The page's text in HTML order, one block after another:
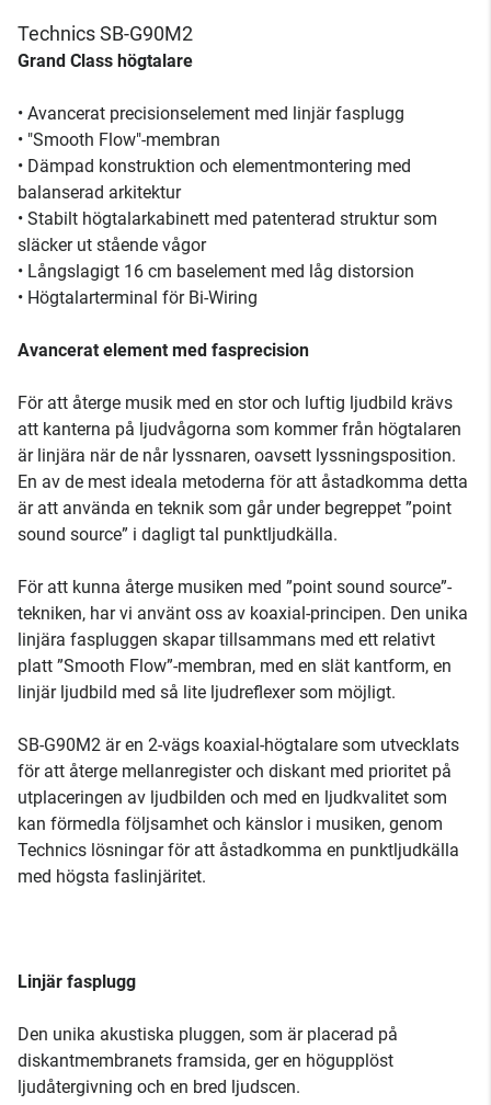
Technics SB-G90M2
Grand Class högtalare
• Avancerat precisionselement med linjär fasplugg
• "Smooth Flow"-membran
• Dämpad konstruktion och elementmontering med
balanserad arkitektur
• Stabilt högtalarkabinett med patenterad struktur som
släcker ut stående vågor
• Långslagigt 16 cm baselement med låg distorsion
• Högtalarterminal för Bi-Wiring
Avancerat element med fasprecision
För att återge musik med en stor och luftig ljudbild krävs
att kanterna på ljudvågorna som kommer från högtalaren
är linjära när de når lyssnaren, oavsett lyssningsposition.
En av de mest ideala metoderna för att åstadkomma detta
är att använda en teknik som går under begreppet ”point
sound source” i dagligt tal punktljudkälla.
För att kunna återge musiken med ”point sound source”-
tekniken, har vi använt oss av koaxial-principen. Den unika
linjära faspluggen skapar tillsammans med ett relativt
platt ”Smooth Flow”-membran, med en slät kantform, en
linjär ljudbild med så lite ljudreflexer som möjligt.
SB-G90M2 är en 2-vägs koaxial-högtalare som utvecklats
för att återge mellanregister och diskant med prioritet på
utplaceringen av ljudbilden och med en ljudkvalitet som
kan förmedla följsamhet och känslor i musiken, genom
Technics lösningar för att åstadkomma en punktljudkälla
med högsta faslinjäritet.
Linjär fasplugg
Den unika akustiska pluggen, som är placerad på
diskantmembranets framsida, ger en högupplöst
ljudåtergivning och en bred ljudscen.